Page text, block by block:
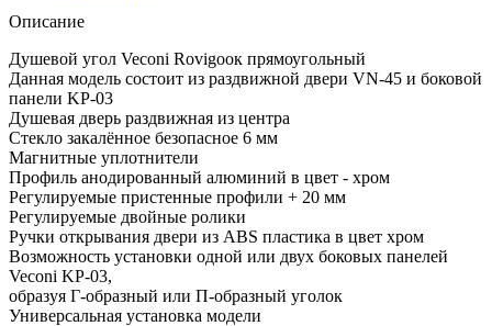
Описание
Душевой угол Veconi Rovigoок прямоугольный
Данная модель состоит из раздвижной двери VN-45 и боковой
панели KP-03
Душевая дверь раздвижная из центра
Стекло закалённое безопасное 6 мм
Магнитные уплотнители
Профиль анодированный алюминий в цвет - хром
Регулируемые пристенные профили + 20 мм
Регулируемые двойные ролики
Ручки открывания двери из ABS пластика в цвет хром
Возможность установки одной или двух боковых панелей
Veconi KP-03,
образуя Г-образный или П-образный уголок
Универсальная установка модели